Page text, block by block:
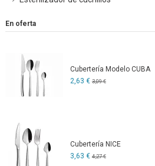
En oferta
Cubertería Modelo CUBA
2,63 € 3,09 €
Cubertería NICE
3,63 € 4,27 €